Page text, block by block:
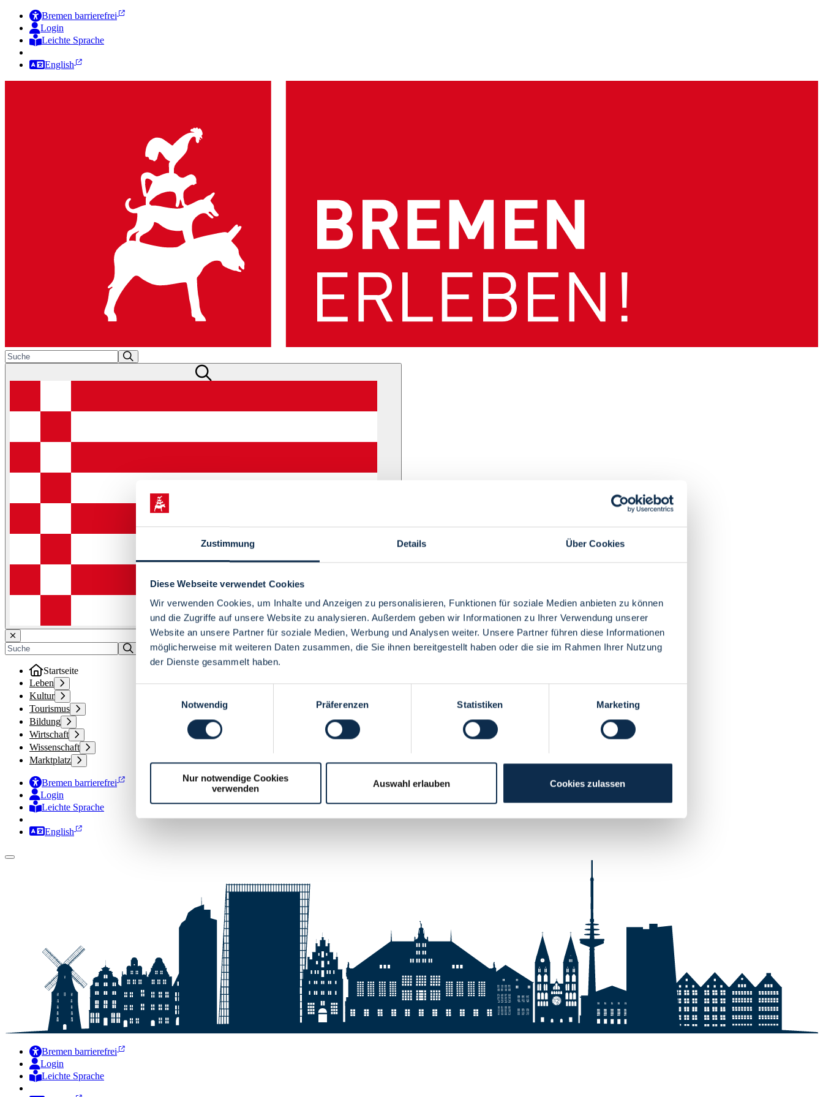
Zustimmung Details Über Cookies
Diese Webseite verwendet Cookies
Wir verwenden Cookies, um Inhalte und Anzeigen zu personalisieren, Funktionen für soziale Medien anbieten zu können
und die Zugriffe auf unsere Website zu analysieren. Außerdem geben wir Informationen zu Ihrer Verwendung unserer
Website an unsere Partner für soziale Medien, Werbung und Analysen weiter. Unsere Partner führen diese Informationen
möglicherweise mit weiteren Daten zusammen, die Sie ihnen bereitgestellt haben oder die sie im Rahmen Ihrer Nutzung
der Dienste gesammelt haben.
Notwendig
Präferenzen Statistiken Marketing
Nur notwendige Cookies
verwenden
Auswahl erlauben Cookies zulassen
Bremen barrierefrei
Login
Leichte Sprache
English
Menü
Startseite
Leben
Kultur
Tourismus
Bildung
Wirtschaft
Wissenschaft
Marktplatz
Bremen barrierefrei
Login
Leichte Sprache
Zur Deutschen Gebärdensprache
English
Bremen barrierefrei
Login
Leichte Sprache